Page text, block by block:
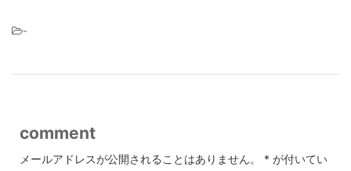
-
comment
メールアドレスが公開されることはありません。 * が付いてい